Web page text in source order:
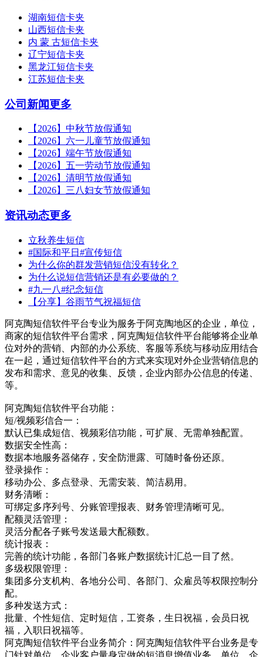
湖南短信卡夹
山西短信卡夹
内 蒙 古短信卡夹
辽宁短信卡夹
黑龙江短信卡夹
江苏短信卡夹
公司新闻更多
【2026】中秋节放假通知
【2026】六一儿童节放假通知
【2026】端午节放假通知
【2026】五一劳动节放假通知
【2026】清明节放假通知
【2026】三八妇女节放假通知
资讯动态更多
立秋养生短信
#国际和平日#宣传短信
为什么你的群发营销短信没有转化？
为什么说短信营销还是有必要做的？
#九一八#纪念短信
【分享】谷雨节气祝福短信
阿克陶短信软件平台专业为服务于阿克陶地区的企业，单位，
商家的短信软件平台需求，阿克陶短信软件平台能够将企业单
位对外的营销、内部的办公系统、客服等系统与移动应用结合
在一起，通过短信软件平台的方式来实现对外企业营销信息的
发布和需求、意见的收集、反馈，企业内部办公信息的传递、
等。
阿克陶短信软件平台功能：
短/视频彩信合一：
默认已集成短信、视频彩信功能，可扩展、无需单独配置。
数据安全性高：
数据本地服务器储存，安全防泄露、可随时备份还原。
登录操作：
移动办公、多点登录、无需安装、简洁易用。
财务清晰：
可绑定多序列号、分账管理报表、财务管理清晰可见。
配额灵活管理：
灵活分配各子账号发送最大配额数。
统计报表：
完善的统计功能，各部门各账户数据统计汇总一目了然。
多级权限管理：
集团多分支机构、各地分公司、各部门、众雇员等权限控制分
配。
多种发送方式：
批量、个性短信、定时短信，工资条，生日祝福，会员日祝
福，入职日祝福等。
阿克陶短信软件平台业务简介：阿克陶短信软件平台业务是专
门针对单位，企业客户量身定做的短消息增值业务，单位，企